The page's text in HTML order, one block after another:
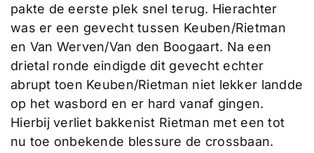
pakte de eerste plek snel terug. Hierachter
was er een gevecht tussen Keuben/Rietman
en Van Werven/Van den Boogaart. Na een
drietal ronde eindigde dit gevecht echter
abrupt toen Keuben/Rietman niet lekker landde
op het wasbord en er hard vanaf gingen.
Hierbij verliet bakkenist Rietman met een tot
nu toe onbekende blessure de crossbaan.